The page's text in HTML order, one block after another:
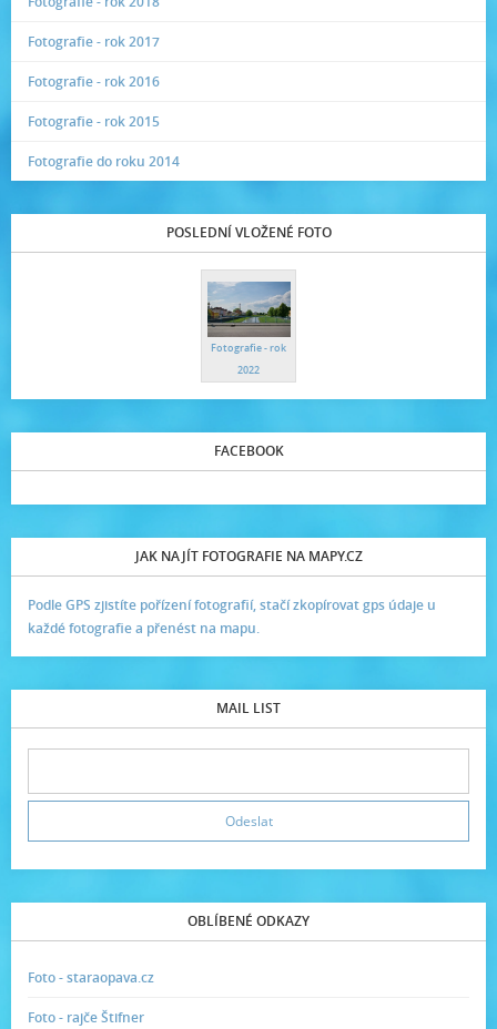
Fotografie - rok 2017
Fotografie - rok 2016
Fotografie - rok 2015
Fotografie do roku 2014
POSLEDNÍ VLOŽENÉ FOTO
Fotografie - rok
2022
FACEBOOK
JAK NAJÍT FOTOGRAFIE NA MAPY.CZ
Podle GPS zjistíte pořízení fotografií, stačí zkopírovat gps údaje u
každé fotografie a přenést na mapu.
MAIL LIST
OBLÍBENÉ ODKAZY
Foto - staraopava.cz
Foto - rajče Štifner